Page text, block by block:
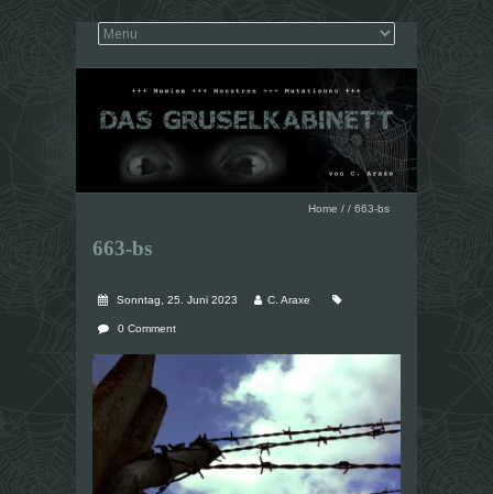
Home / / 663-bs
663-bs
Sonntag, 25. Juni 2023 C. Araxe
0 Comment